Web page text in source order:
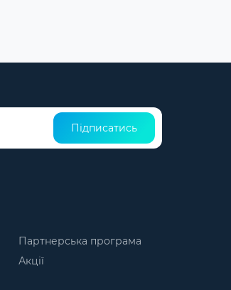
Підписатись
Партнерська програма
Акції